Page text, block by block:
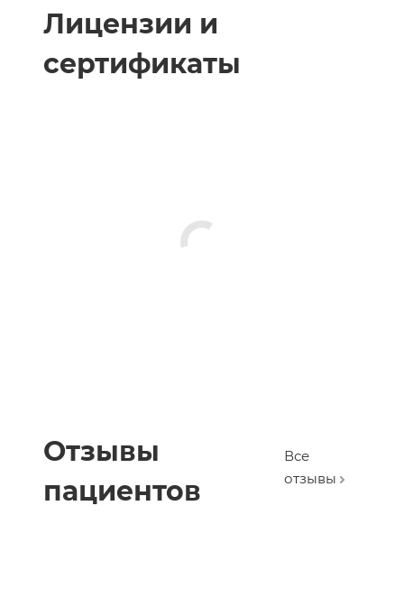
Лицензии и
сертификаты
Отзывы
пациентов
Все
отзывы